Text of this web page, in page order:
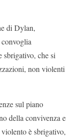
di Dylan,
sbrigativo, che si
non violenti
sul piano
della convivenza e
è sbrigativo,